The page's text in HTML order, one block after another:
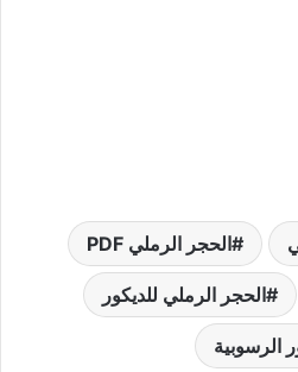
الحجر الرملي PDF
الحجر الرملي للديكور
الرسوبية